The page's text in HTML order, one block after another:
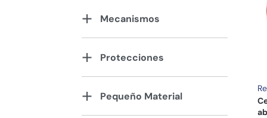
Mecanismos
Protecciones
Pequeño Material